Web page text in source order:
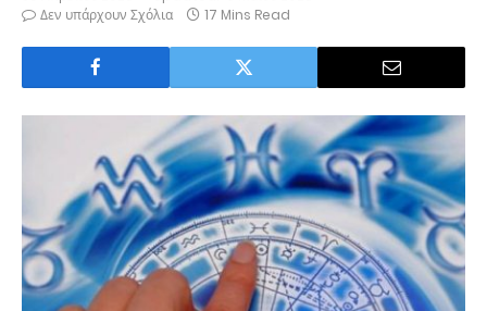
Δεν υπάρχουν Σχόλια
17 Mins Read